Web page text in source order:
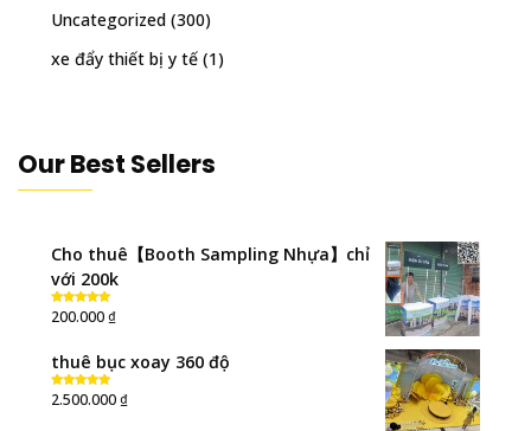
Uncategorized (300)
xe đẩy thiết bị y tế (1)
Our Best Sellers
Cho thuê【Booth Sampling Nhựa】chỉ
với 200k
Rated5.00
out of 5
200.000₫
thuê bục xoay 360 độ
Rated5.00
out of 5
2.500.000₫